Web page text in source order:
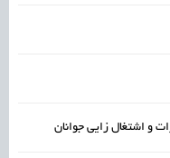
و اشتغال زایی جوانان